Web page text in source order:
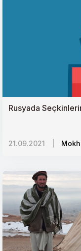
ABDnin Dönüşen
Çinin Yumuşak Güç
İnsani Yardımda
İsrailin Orta
Ermeni Diasporası
Kadına Şiddet:
Rusya-Orta Asya
Göçün Kaybolan
Silah Tutmaya
PKK/PYDnin
Rusyada
21.09.2021